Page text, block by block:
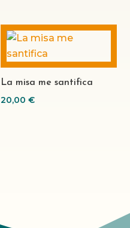
La misa me santifica
20,00€